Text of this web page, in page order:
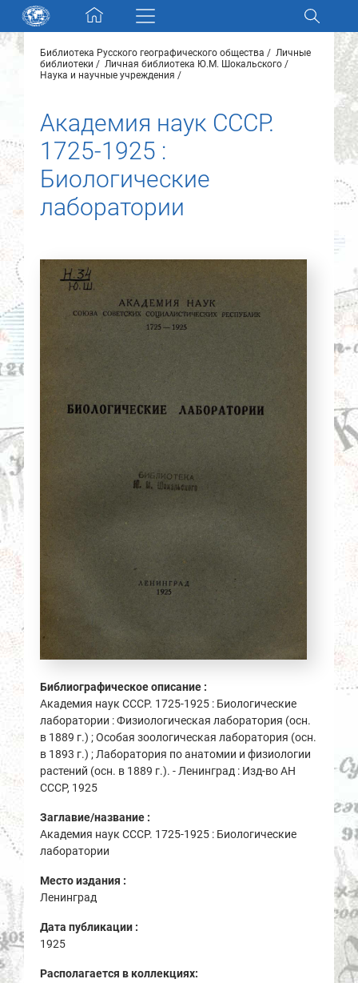
Skip navigation
Разделы и коллекции
Новости
О нас
Контакты
Партнеры
Библиотека Русского географического общества
Личные
библиотеки
Личная библиотека Ю.М. Шокальского
Наука и научные учреждения
Академия наук СССР.
1725-1925 :
Биологические
лаборатории
Библиографическое описание :
Академия наук СССР. 1725-1925 : Биологические
лаборатории : Физиологическая лаборатория (осн.
в 1889 г.) ; Особая зоологическая лаборатория (осн.
в 1893 г.) ; Лаборатория по анатомии и физиологии
растений (осн. в 1889 г.). - Ленинград : Изд-во АН
СССР, 1925
Заглавие/название :
Академия наук СССР. 1725-1925 : Биологические
лаборатории
Место издания :
Ленинград
Дата публикации :
1925
Располагается в коллекциях: